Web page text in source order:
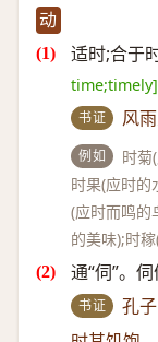
动
适时;合于
time;timely]
书证 风
例如
时菊
时果(应时的
(应时而鸣的
的美味);时
通“伺”。
书证 孔